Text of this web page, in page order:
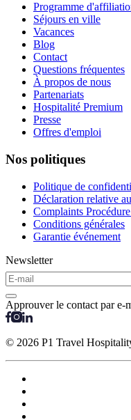
Programme
Séjours en ville
Vacances
Blog
Contact
Questions fréquentes
À propos de nous
Partenariats
Hospitalité Premium
Presse
Offres d'emploi
Nos politiques
Politique de
Déclaration relative
Complaints
Conditions générales
Garantie événement
Newsletter
Approuver le contact par e-
© 2026 P1 Travel